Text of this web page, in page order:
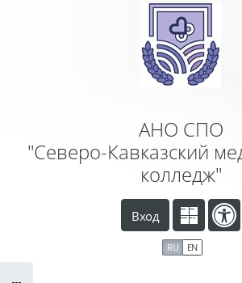
Перейти к основному содержанию
АНО СПО
"Северо-Кавказский
колледж"
Вход
RU EN